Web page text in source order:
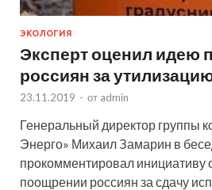
ЭКОЛОГИЯ
Эксперт оценил идею
россиян за
23.11.2019 - от admin
Генеральный директор группы
Энерго» Михаил Замарин в
прокомментировал инициативу
поощрении россиян за сдачу